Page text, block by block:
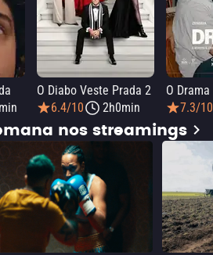
O Diabo Veste Prada 2
6.4/10
2h0min
O Drama
7.3/10
nos streamings